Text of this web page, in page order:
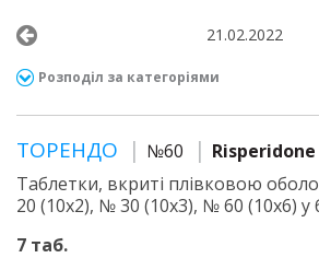
21.02.2022
Розподіл за категоріями
ТОРЕНДО №60
Risperidone
Таблетки, вкриті плівковою
20 (10х2), № 30 (10х3), № 60 (10х6) у
7 таб.